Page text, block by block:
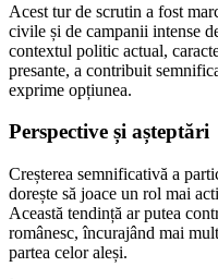
Acest tur de scrutin a fost
civile și de campanii intense
contextul politic actual,
presante, a contribuit
exprime opțiunea.
Perspective și așteptări
Creșterea semnificativă a
dorește să joace un rol mai
Această tendință ar putea
românesc, încurajând mai
partea celor aleși.